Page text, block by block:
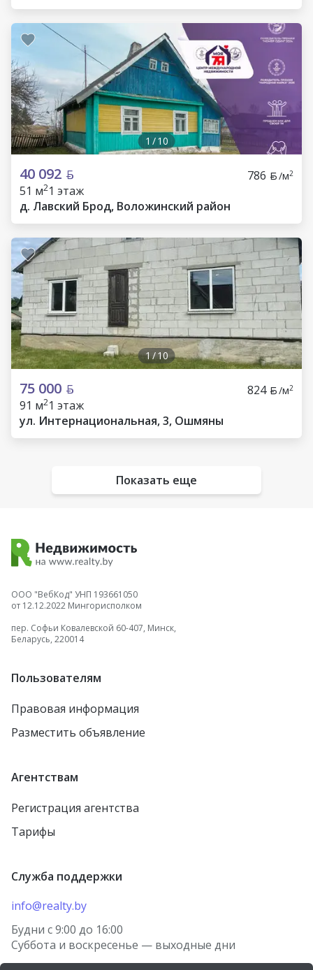
1 /10
40 092 786 /м2
51 м21 этаж
д. Лавский Брод, Воложинский район
1/10
75 000 824 /м2
91 м21 этаж
ул. Интернациональная, 3, Ошмяны
Показать еще
ООО "ВебКод" УНП 193661050
от 12.12.2022 Мингорисполком
пер. Софьи Ковалевской 60-407, Минск,
Беларусь, 220014
Пользователям
Правовая информация
Разместить объявление
Агентствам
Регистрация агентства
Тарифы
Служба поддержки
info@realty.by
Будни с 9:00 до 16:00
Суббота и воскресенье — выходные дни